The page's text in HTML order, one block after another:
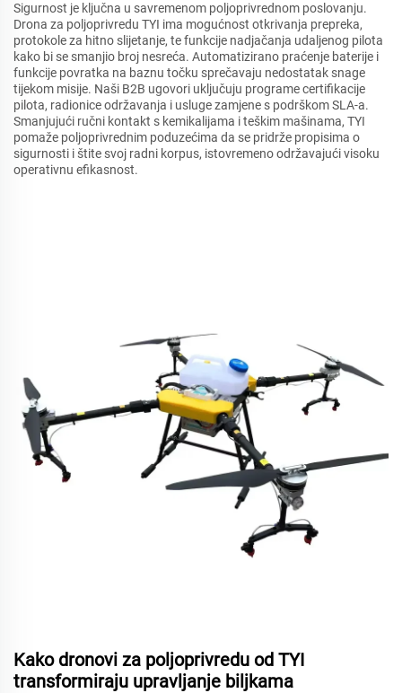
Sigurnost je ključna u savremenom poljoprivrednom poslovanju.
Drona za poljoprivredu TYI ima mogućnost otkrivanja prepreka,
protokole za hitno slijetanje, te funkcije nadjačanja udaljenog pilota
kako bi se smanjio broj nesreća. Automatizirano praćenje baterije i
funkcije povratka na baznu točku sprečavaju nedostatak snage
tijekom misije. Naši B2B ugovori uključuju programe certifikacije
pilota, radionice održavanja i usluge zamjene s podrškom SLA-a.
Smanjujući ručni kontakt s kemikalijama i teškim mašinama, TYI
pomaže poljoprivrednim poduzećima da se pridrže propisima o
sigurnosti i štite svoj radni korpus, istovremeno održavajući visoku
operativnu efikasnost.
Kako dronovi za poljoprivredu od TYI
transformiraju upravljanje biljkama